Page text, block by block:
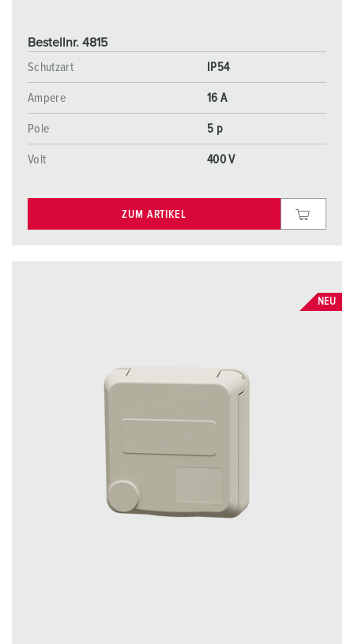
Bestellnr. 4815
Schutzart
IP54
Ampere 16 A
Pole 5 p
Volt 400 V
ZUM ARTIKEL
NEU